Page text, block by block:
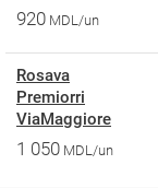
920 MDL/un
Rosava
Premiorri
ViaMaggiore
1 050 MDL/un